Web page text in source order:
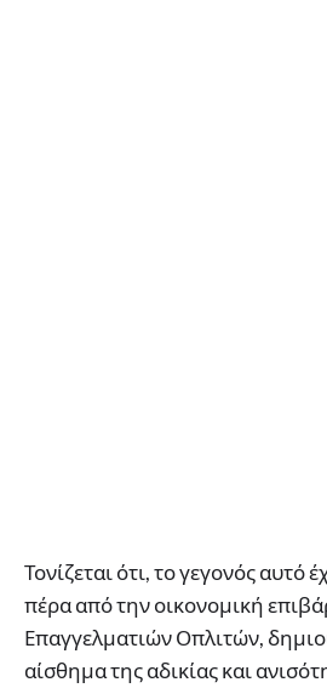
Τονίζεται ότι, το γεγονός αυτό
πέρα από την οικονομική
Επαγγελματιών Οπλιτών,
αίσθημα της αδικίας και